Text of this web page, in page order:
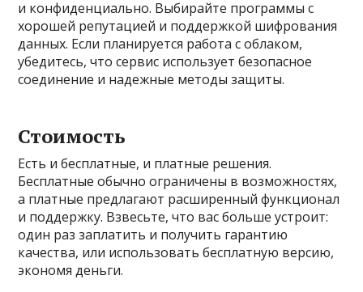
и конфиденциально. Выбирайте программы с
хорошей репутацией и поддержкой шифрования
данных. Если планируется работа с облаком,
убедитесь, что сервис использует безопасное
соединение и надежные методы защиты.
Стоимость
Есть и бесплатные, и платные решения.
Бесплатные обычно ограничены в возможностях,
а платные предлагают расширенный функционал
и поддержку. Взвесьте, что вас больше устроит:
один раз заплатить и получить гарантию
качества, или использовать бесплатную версию,
экономя деньги.